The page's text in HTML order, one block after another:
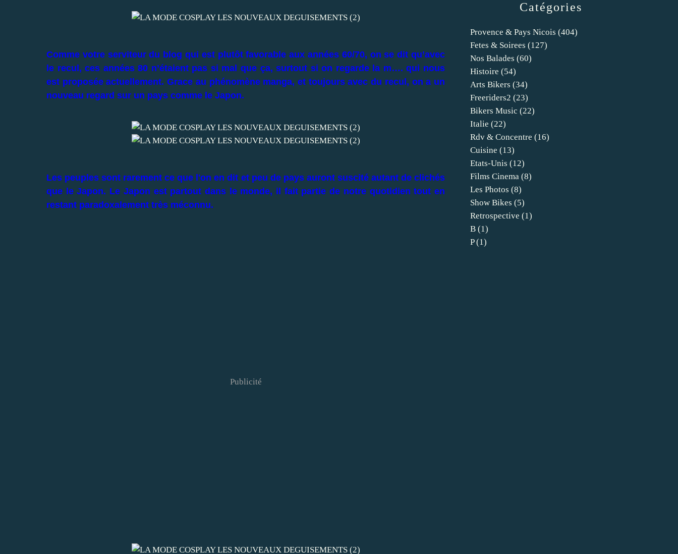
Comme votre serviteur du blog qui est plutôt favorable aux années 60/70, on se dit qu’avec
le recul, ces années 80 n’étaient pas si mal que ça, surtout si on regarde la m…. qui nous
est proposée actuellement. Grace au phénomène manga, et toujours avec du recul, on a un
nouveau regard sur un pays comme le Japon.
Les peuples sont rarement ce que l'on en dit et peu de pays auront suscité autant de clichés
que le Japon. Le Japon est partout dans le monde, il fait partie de notre quotidien tout en
restant paradoxalement très méconnu.
Publicité
Catégories
Provence & Pays Nicois (404)
Fetes & Soirees (127)
Nos Balades (60)
Histoire (54)
Arts Bikers (34)
Freeriders2 (23)
Bikers Music (22)
Italie (22)
Rdv & Concentre (16)
Cuisine (13)
Etats-Unis (12)
Films Cinema (8)
Les Photos (8)
Show Bikes (5)
Retrospective (1)
B (1)
P(1)